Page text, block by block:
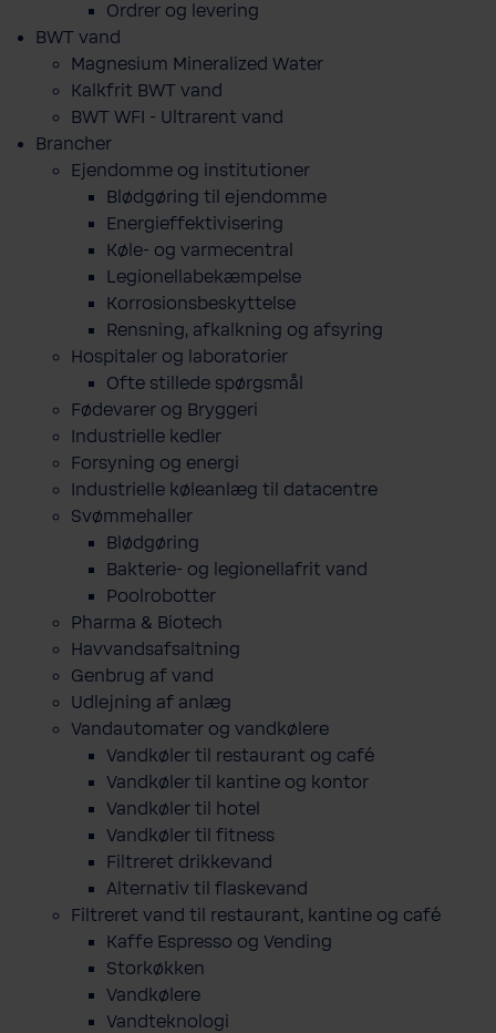
Ordrer og levering
BWT vand
Magnesium Mineralized Water
Kalkfrit BWT vand
BWT WFI - Ultrarent vand
Brancher
Ejendomme og institutioner
Blødgøring til ejendomme
Energieffektivisering
Køle- og varmecentral
Legionellabekæmpelse
Korrosionsbeskyttelse
Rensning, afkalkning og afsyring
Hospitaler og laboratorier
Ofte stillede spørgsmål
Fødevarer og Bryggeri
Industrielle kedler
Forsyning og energi
Industrielle køleanlæg til datacentre
Svømmehaller
Blødgøring
Bakterie- og legionellafrit vand
Poolrobotter
Pharma & Biotech
Havvandsafsaltning
Genbrug af vand
Udlejning af anlæg
Vandautomater og vandkølere
Vandkøler til restaurant og café
Vandkøler til kantine og kontor
Vandkøler til hotel
Vandkøler til fitness
Filtreret drikkevand
Alternativ til flaskevand
Filtreret vand til restaurant, kantine og café
Kaffe Espresso og Vending
Storkøkken
Vandkølere
Vandteknologi